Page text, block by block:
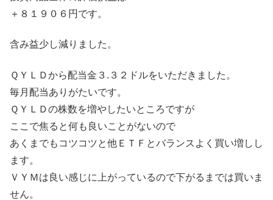
＋８１９０６円です。
含み益少し減りました。
ＱＹＬＤから配当金３.３２ドルをいただきました。
毎月配当ありがたいです。
ＱＹＬＤの株数を増やしたいところですが
ここで焦ると何も良いことがないので
あくまでもコツコツと他ＥＴＦとバランスよく買い増しし
ます。
ＶＹＭは良い感じに上がっているので下がるまでは買いま
せん。